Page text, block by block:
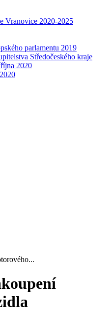
Vranovice 2020-2025
parlamentu 2019
Středočeského kraje
2020